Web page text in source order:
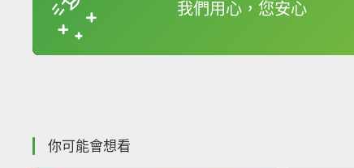
我們用心，您安心
你可能會想看